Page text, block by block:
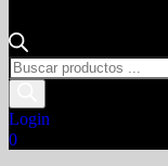
Login
0